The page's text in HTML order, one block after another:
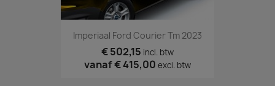
Imperiaal Ford Courier Tm 2023
€ 502,15 incl. btw
vanaf€ 415,00 excl. btw